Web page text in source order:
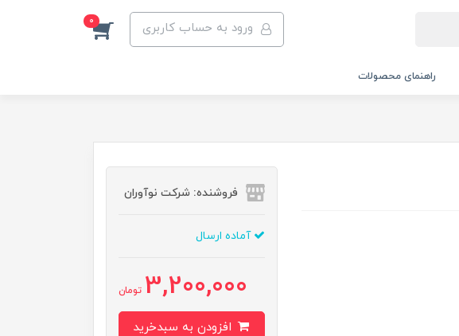
ورود به حساب کاربری 0
راهنمای محصولات
فروشنده: شرکت نوآوران
آماده ارسال
3,200,000 تومان